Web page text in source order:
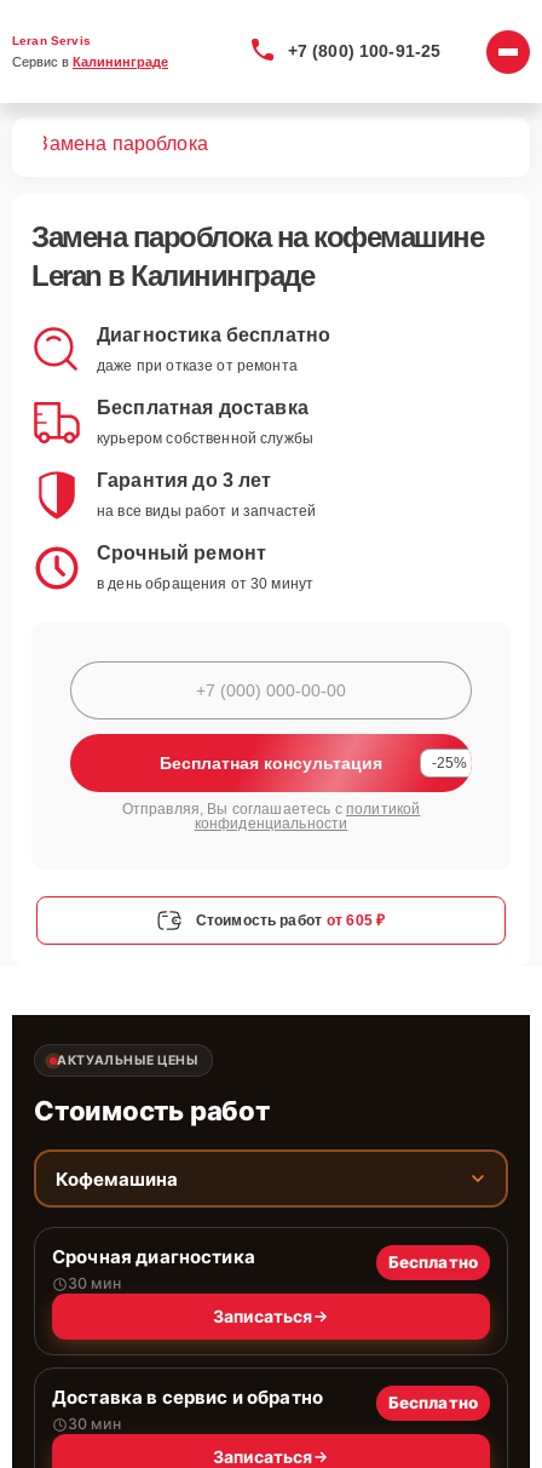
Leran Servis
Сервис в Калининграде
+7 (800) 100-91-25
Замена пароблока
Замена пароблокана кофемашине
Leran в Калининграде
Диагностика бесплатно
даже при отказе от ремонта
Бесплатная доставка
курьером собственной службы
Гарантия до 3 лет
на все виды работ и запчастей
Срочный ремонт
в день обращения от 30 минут
Бесплатная консультация -25%
Отправляя, Вы соглашаетесь с политикой
конфиденциальности
Стоимость работ от 605 ₽
АКТУАЛЬНЫЕ ЦЕНЫ
Стоимость работ
Кофемашина
Срочная диагностика
30 мин
Бесплатно
Записаться
Доставка в сервис и обратно
30 мин
Бесплатно
Записаться